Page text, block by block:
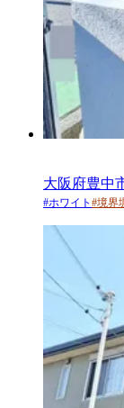
大阪府豊中
#ホワイト #境界